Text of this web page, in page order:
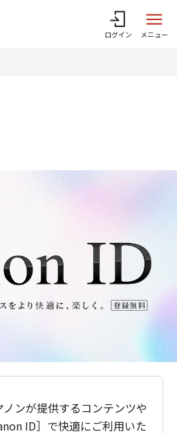
ログイン メニュー
ンが提供するコンテンツや
ID］で快適にご利用いた